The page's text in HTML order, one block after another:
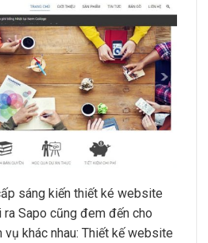
sáng kiến thiết ké website
Sapo cũng đem đến cho
vụ khác nhau: Thiết kế website